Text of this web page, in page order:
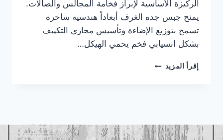
الركيزة الأساسية لإبراز فخامة المجالس والصالات.
يمنح جبس جده الغرف أبعاداً هندسية ساحرة
تسمح بتوزيع الإضاءة وتأسيس مجاري التكييف
بشكل انسيابي فخم يحمي الهيكل…
إقرأ المزيد تركيب
جده
|